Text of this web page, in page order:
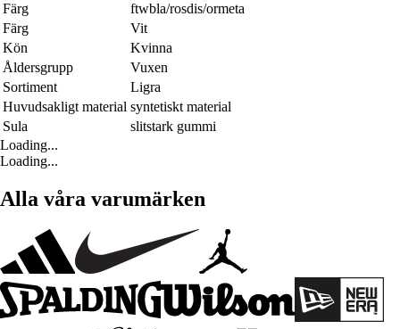
Färg
ftwbla/rosdis/ormeta
Färg
Vit
Kön
Kvinna
Åldersgrupp
Vuxen
Sortiment
Ligra
Huvudsakligt material syntetiskt material
Sula
slitstark gummi
Loading...
Loading...
Alla våra varumärken